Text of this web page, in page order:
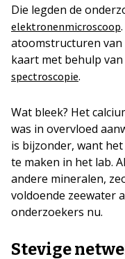
Die legden de
elektronenmicroscoop
atoomstructuren
kaart met behulp van
spectroscopie.
Wat bleek? Het
was in overvloed
is bijzonder, want
te maken in het lab.
andere mineralen,
voldoende zeewater
onderzoekers nu.
Stevige